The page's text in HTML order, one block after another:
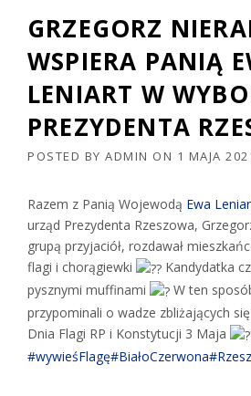
GRZEGORZ
WSPIERA PANIĄ
LENIART W
PREZYDENTA
POSTED BY ADMIN ON 1 MAJA
Razem z Panią Wojewodą Ewa
urząd Prezydenta Rzeszowa,
grupą przyjaciół, rozdawał
flagi i chorągiewki
Kandydatka
pysznymi muffinami
W ten
przypominali o wadze zbliżających
Dnia Flagi RP i Konstytucji 3 Maja
#wywieśFlagę#BiałoCzerwona